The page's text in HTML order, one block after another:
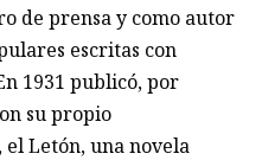
de prensa y como autor
escritas con
1931 publicó, por
su propio
Letón, una novela